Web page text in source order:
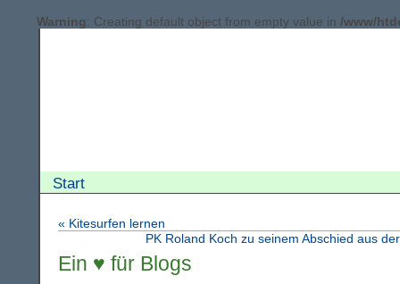
Warning: Creating default object from empty value in /www/
Start
« Kitesurfen lernen
PK Roland Koch zu seinem Abschied aus
Ein ♥ für Blogs